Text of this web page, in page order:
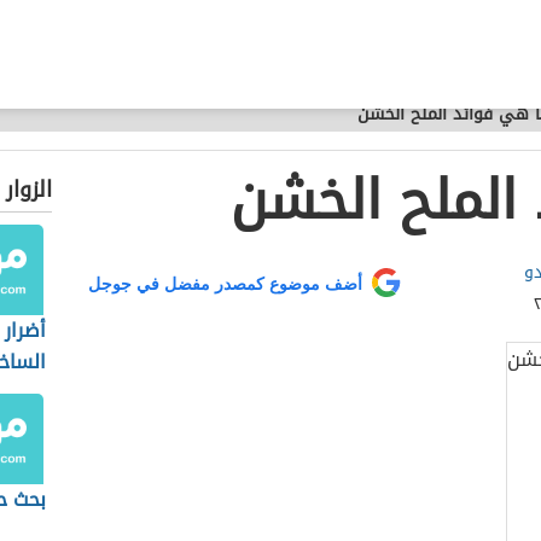
هي فوائد الملح الخشن
الخشن
أضف موضوع كمصدر مفضل في جوجل
بحث